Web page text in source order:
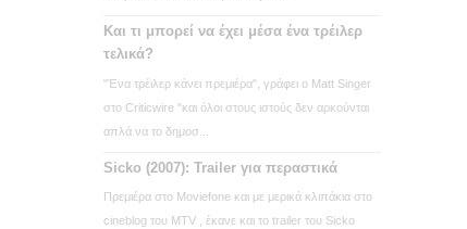
Και τι μπορεί να έχει μέσα ένα τρέιλερ
τελικά?
"Ένα τρέιλερ κάνει πρεμιέρα", γράφει ο Matt Singer
στο Criticwire "και όλοι στους ιστούς δεν αρκούνται
απλά να το δημοσ...
Sicko (2007): Trailer για περαστικά
Πρεμιέρα στο Moviefone και με μερικά κλιπάκια στο
cineblog του MTV , έκανε και το trailer του Sicko